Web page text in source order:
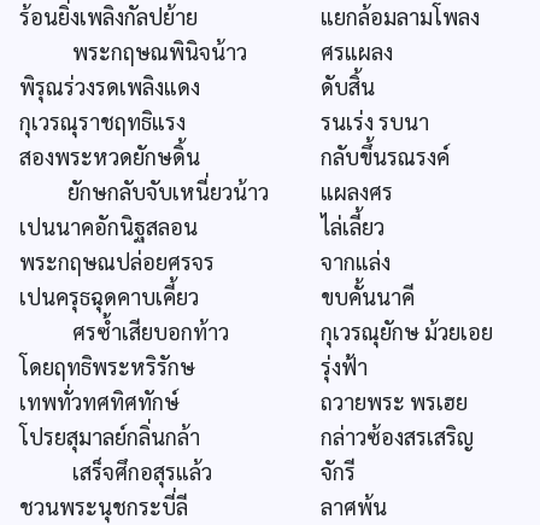
ร้อนยิ่งเพลิงกัลปย้าย
แยกล้อมลามโพลง
พระกฤษณพินิจน้าว
ศรแผลง
พิรุณร่วงรดเพลิงแดง
ดับสิ้น
กุเวรณุราชฤทธิแรง
รนเร่ง รบนา
สองพระหวดยักษดิ้น
กลับขึ้นรณรงค์
ยักษกลับจับเหนี่ยวน้าว
แผลงศร
เปนนาคอักนิฐสลอน
ไล่เลี้ยว
พระกฤษณปล่อยศรจร
จากแล่ง
เปนครุธฉุดคาบเคี้ยว
ขบคั้นนาคี
ศรซ้ำเสียบอกท้าว
กุเวรณุยักษ ม้วยเอย
โดยฤทธิพระหริรักษ
รุ่งฟ้า
เทพทั่วทศทิศทักษ์
ถวายพระ พรเฮย
โปรยสุมาลย์กลิ่นกล้า
กล่าวซ้องสรเสริญ
เสร็จศึกอสุรแล้ว
จักรี
ชวนพระนุชกระบี่ลี
ลาศพ้น